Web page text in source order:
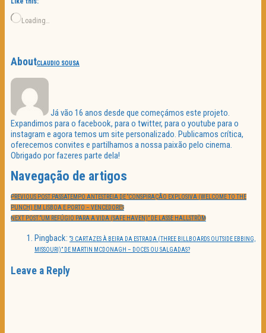
Loading…
AboutCLAUDIO SOUSA
Já vão 16 anos desde que começámos este projeto.
Expandimos para o facebook, para o twitter, para o youtube para o
instagram e agora temos um site personalizado. Publicamos crítica,
oferecemos convites e partilhamos a nossa paixão pelo cinema.
Obrigado por fazeres parte dela!
Navegação de artigos
PREVIOUS POST:PASSATEMPO ANTESTREIA DE “CONSPIRAÇÃO EXPLOSIVA (WELCOME TO THE
PUNCH) EM LISBOA E PORTO – VENCEDORES
NEXT POST:“UM REFÚGIO PARA A VIDA (SAFE HAVEN)” DE LASSE HALLSTRÖM
Pingback: “3 CARTAZES À BEIRA DA ESTRADA (THREE BILLBOARDS OUTSIDE EBBING,
MISSOURI)” DE MARTIN MCDONAGH – DOCES OU SALGADAS?
Leave a Reply